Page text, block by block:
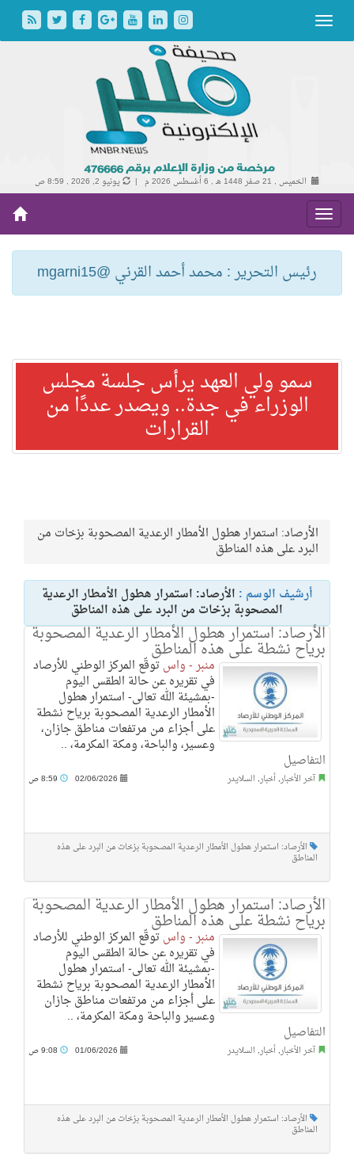
الخميس , 21 صفر 1448 هـ , 6 أغسطس 2026 م | يونيو 2, 2026 , 8:59 ص
رئيس التحرير : محمد أحمد القرني @mgarni15
سمو ولي العهد يرأس جلسة مجلس
الوزراء في جدة.. ويصدر عددًا من
القرارات
الأرصاد: استمرار هطول الأمطار الرعدية المصحوبة بزخات من
البرد على هذه المناطق
أرشيف الوسم : الأرصاد: استمرار هطول الأمطار الرعدية
المصحوبة بزخات من البرد على هذه المناطق
الأرصاد: استمرار هطول الأمطار الرعدية المصحوبة
برياح نشطة على هذه المناطق
منبر - واستوقّع المركز الوطني للأرصاد
في تقريره عن حالة الطقس اليوم
-بمشيئة الله تعالى- استمرار هطول
الأمطار الرعدية المصحوبة برياح نشطة
على أجزاء من مرتفعات مناطق جازان،
وعسير، والباحة، ومكة المكرمة، ..
التفاصيل
آخر الأخبار, أخبار, السلايدر 02/06/2026
الأرصاد: استمرار هطول الأمطار الرعدية المصحوبة بزخات من البرد على هذه
المناطق
الأرصاد: استمرار هطول الأمطار الرعدية المصحوبة
برياح نشطة على هذه المناطق
منبر - واستوقّع المركز الوطني للأرصاد
في تقريره عن حالة الطقس اليوم
-بمشيئة الله تعالى- استمرار هطول
الأمطار الرعدية المصحوبة برياح نشطة
على أجزاء من مرتفعات مناطق جازان
وعسير والباحة ومكة المكرمة، ..
التفاصيل
آخر الأخبار, أخبار, السلايدر 01/06/2026
الأرصاد: استمرار هطول الأمطار الرعدية المصحوبة بزخات من البرد على هذه
المناطق